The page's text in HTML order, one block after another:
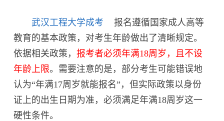
武汉工程大学成考
报名遵循国家成人高等
教育的基本政策，对考生年龄做出了清晰规定。
依据相关政策，报考者必须年满18周岁，且不设
年龄上限。需要注意的是，部分考生可能错误地
认为“年满17周岁就能报名”，但实际政策以身份
证上的出生日期为准，必须满足年满18周岁这一
硬性条件。